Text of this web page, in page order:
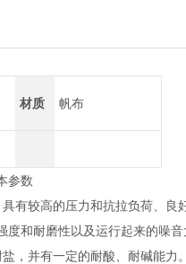
材质 帆布
参数
具有较高的压力和抗拉负荷、
度和耐磨性以及运行起来的噪
，并有一定的耐酸、耐碱能力。